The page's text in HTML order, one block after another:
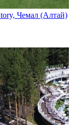
Чемал (Алтай)